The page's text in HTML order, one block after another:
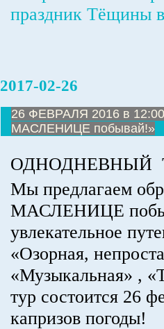
2017-02-26
26 ФЕВРАЛЯ 2016 в 12:00
МАСЛЕНИЦЕ побывай!»
ОДНОДНЕВНЫЙ
Мы предлагаем
МАСЛЕНИЦЕ
увлекательное
«Озорная,
«Музыкальная» ,
тур состоится 26
капризов погоды!